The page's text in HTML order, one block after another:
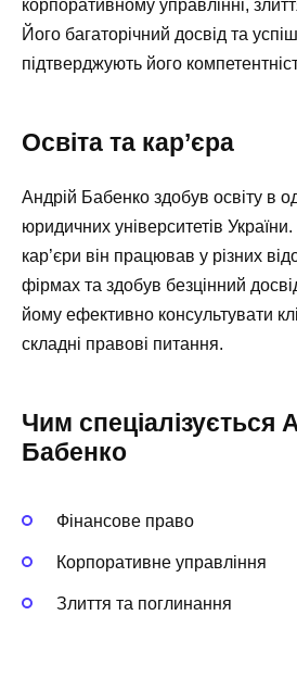
корпоративному управлінні,
Його багаторічний досвід та
підтверджують його
Освіта та кар’єра
Андрій Бабенко здобув освіту в
юридичних університетів
кар’єри він працював у різних
фірмах та здобув безцінний
йому ефективно консультувати
складні правові питання.
Чим спеціалізується
Бабенко
Фінансове право
Корпоративне управління
Злиття та поглинання